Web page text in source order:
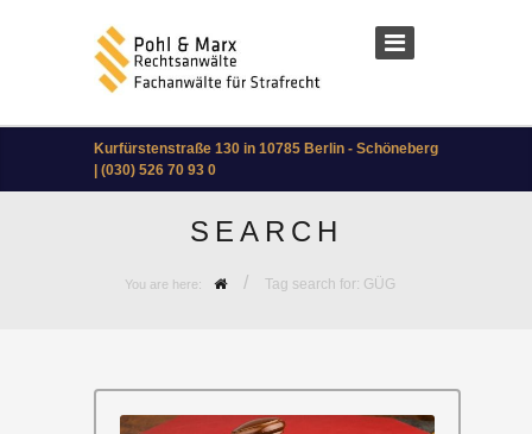
Kurfürstenstraße 130 in 10785 Berlin - Schöneberg
| (030) 526 70 93 0
SEARCH
You are here: / Tag search for: GÜG